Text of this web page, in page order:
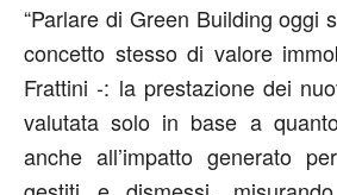
“Parlare di Green Building oggi
concetto stesso di valore
Frattini -: la prestazione dei
valutata solo in base a
anche all’impatto generato